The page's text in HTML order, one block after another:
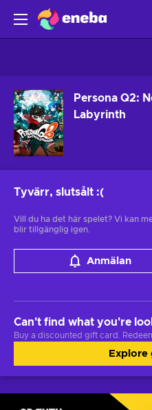
Persona Q2:
Labyrinth
Tyvärr, slutsålt :(
Vill du ha det här spelet? Vi kan
blir tillgänglig igen.
Anmälan
Can't find what you're
Buy a discounted gift card.
Explore